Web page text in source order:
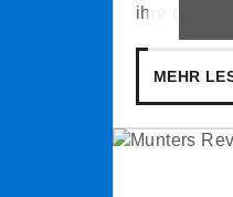
ihre glatten
MEHR